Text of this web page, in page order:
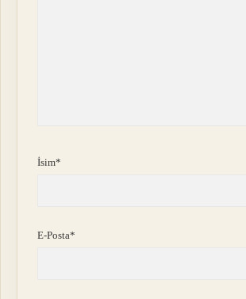
İsim*
E-Posta*